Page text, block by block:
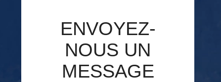
ENVOYEZ-
NOUS UN
MESSAGE